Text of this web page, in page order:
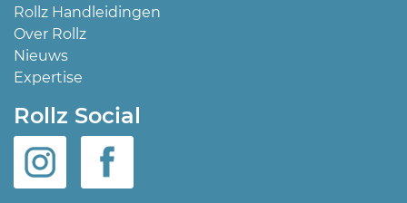
Rollz Handleidingen
Over Rollz
Nieuws
Expertise
Rollz Social